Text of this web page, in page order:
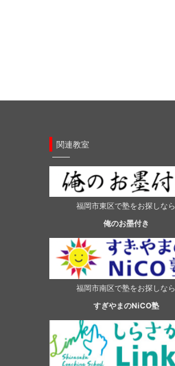
関連教室
福岡市東区で塾をお探しなら
俺のお墨付き
福岡市南区で塾をお探しなら
すぎやまのNiCO塾